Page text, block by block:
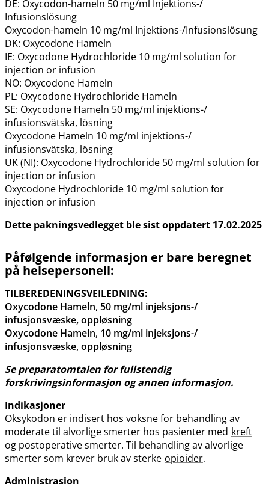
DE: Oxycodon-hameln 50 mg/ml Injektions-​/​
Infusionslösung
Oxycodon-hameln 10 mg/ml Injektions-​/​Infusionslösung
DK: Oxycodone Hameln
IE: Oxycodone Hydrochloride 10 mg/ml solution for
injection or infusion
NO: Oxycodone Hameln
PL: Oxycodone Hydrochloride Hameln
SE: Oxycodone Hameln 50 mg/ml injektions-​/​
infusionsvätska, lösning
Oxycodone Hameln 10 mg/ml injektions-​/​
infusionsvätska, lösning
UK (NI): Oxycodone Hydrochloride 50 mg/ml solution for
injection or infusion
Oxycodone Hydrochloride 10 mg/ml solution for
injection or infusion
Dette pakningsvedlegget ble sist oppdatert 17.02.2025
Påfølgende informasjon er bare beregnet
på helsepersonell:
TILBEREDENINGSVEILEDNING:
Oxycodone Hameln, 50 mg/ml injeksjons-​/​
infusjonsvæske, oppløsning
Oxycodone Hameln, 10 mg/ml injeksjons-​/​
infusjonsvæske, oppløsning
Se preparatomtalen for fullstendig
forskrivingsinformasjon og annen informasjon.
Indikasjoner
Oksykodon er indisert hos voksne for behandling av
moderate til alvorlige smerter hos pasienter med kreft
og postoperative smerter. Til behandling av alvorlige
smerter som krever bruk av sterke opioider.
Administrasjon